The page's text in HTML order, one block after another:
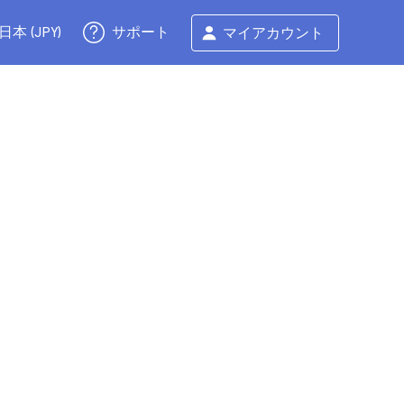
日本 (JPY) サポート マイアカウント